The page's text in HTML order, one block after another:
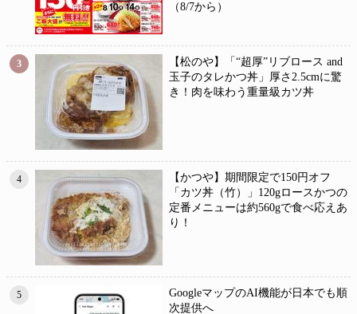
（8/7から）
3
【松のや】「“超厚”リブロース and
玉子のタレかつ丼」厚さ2.5cmに驚
き！肉を味わう重量級カツ丼
4
【かつや】期間限定で150円オフ
「カツ丼（竹）」120gロースかつの
定番メニューは約560gで食べ応えあ
り！
5
GoogleマップのAI機能が日本でも順
次提供へ